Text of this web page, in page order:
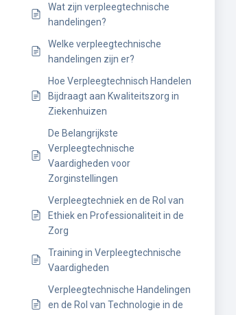
Wat zijn verpleegtechnische
handelingen?
Welke verpleegtechnische
handelingen zijn er?
Hoe Verpleegtechnisch Handelen
Bijdraagt aan Kwaliteitszorg in
Ziekenhuizen
De Belangrijkste
Verpleegtechnische
Vaardigheden voor
Zorginstellingen
Verpleegtechniek en de Rol van
Ethiek en Professionaliteit in de
Zorg
Training in Verpleegtechnische
Vaardigheden
Verpleegtechnische Handelingen
en de Rol van Technologie in de